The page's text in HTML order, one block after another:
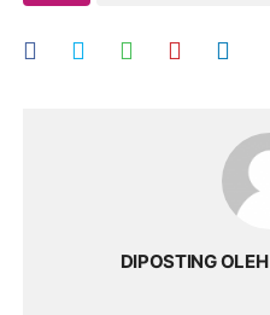
DIPOSTING OLEH